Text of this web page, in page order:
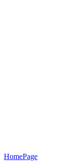
HomePage